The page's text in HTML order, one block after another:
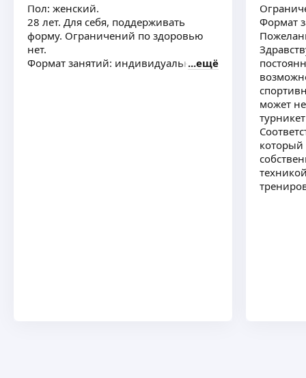
Пол: женский.
28 лет. Для себя, поддерживать
форму. Ограничений по здоровью
нет.
Формат занятий: индивидуальноещё
Формат
может
который